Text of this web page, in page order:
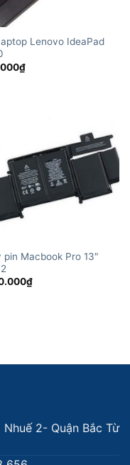
Lenovo IdeaPad
₫
pin Macbook Pro 13″
₫
2- Quận Bắc Từ